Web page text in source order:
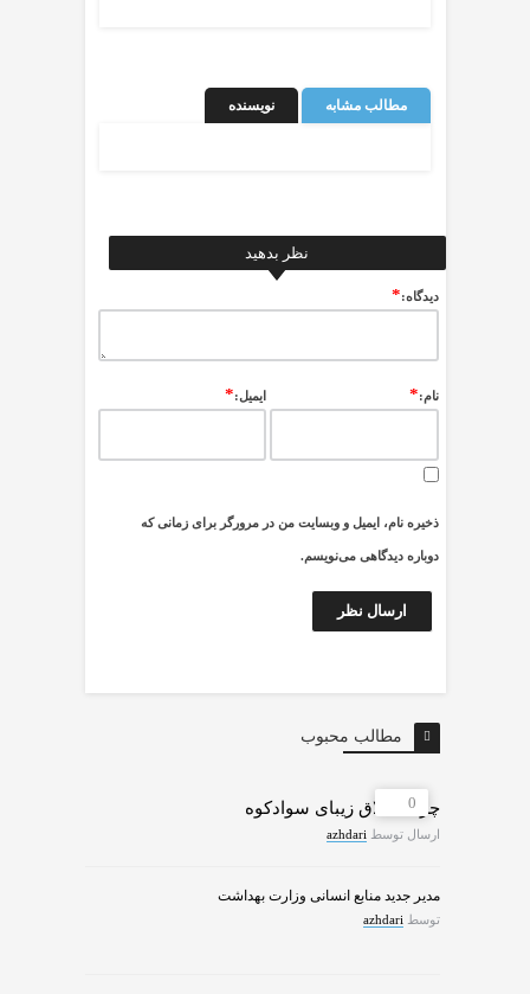
مطالب مشابه نویسنده
نظر بدهید
ديدگاه:*
نام:* ایمیل:*
ذخیره نام، ایمیل و وبسایت من در مرورگر برای زمانی که
دوباره دیدگاهی می‌نویسم.
مطالب محبوب
0
چرات ییلاق زیبای سوادکوه
ارسال توسط azhdari
مدیر جدید منابع انسانی وزارت بهداشت
توسط azhdari